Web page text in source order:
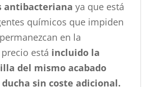
antibacterianaya que está
químicos que impiden
en la
está incluido la
del mismo acabado
sin coste adicional.